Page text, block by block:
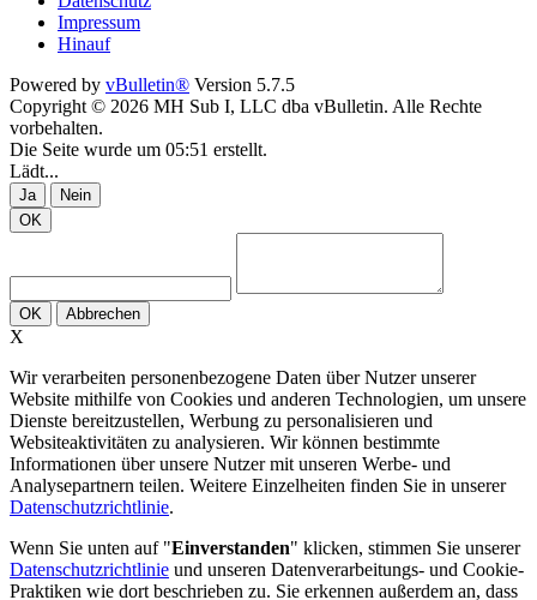
Impressum
Hinauf
Powered by vBulletin® Version 5.7.5
Copyright © 2026 MH Sub I, LLC dba vBulletin. Alle Rechte
vorbehalten.
Die Seite wurde um 05:51 erstellt.
Lädt...
Ja
Nein
OK
OK Abbrechen
X
Wir verarbeiten personenbezogene Daten über Nutzer unserer
Website mithilfe von Cookies und anderen Technologien, um unsere
Dienste bereitzustellen, Werbung zu personalisieren und
Websiteaktivitäten zu analysieren. Wir können bestimmte
Informationen über unsere Nutzer mit unseren Werbe- und
Analysepartnern teilen. Weitere Einzelheiten finden Sie in unserer
Datenschutzrichtlinie.
Wenn Sie unten auf "Einverstanden" klicken, stimmen Sie unserer
Datenschutzrichtlinie und unseren Datenverarbeitungs- und Cookie-
Praktiken wie dort beschrieben zu. Sie erkennen außerdem an, dass